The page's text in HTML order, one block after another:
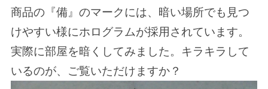
商品の『備』のマークには、暗い場所でも見つ
けやすい様にホログラムが採用されています。
実際に部屋を暗くしてみました。キラキラして
いるのが、ご覧いただけますか？